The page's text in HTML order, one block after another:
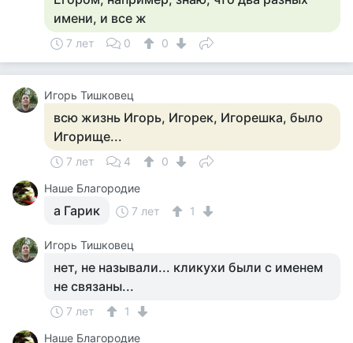
имени, и все ж
7 лет 0 0
Игорь Тишковец
всю жизнь Игорь, Игорек, Игорешка, было
Игорище...
7 лет 4
0
Наше Благородие
а Гарик 7 лет 1
Игорь Тишковец
нет, не называли... кликухи были с именем
не связаны...
7 лет
1
Наше Благородие